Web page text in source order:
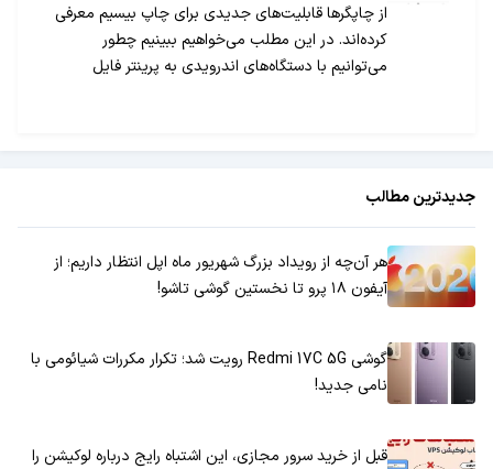
از چاپگرها قابلیت‌های جدیدی برای چاپ بیسیم معرفی
کرده‌اند. در این مطلب می‌خواهیم ببینیم چطور
می‌توانیم با دستگاه‌های اندرویدی به پرینتر فایل
جدیدترین مطالب
هر آن‌چه از رویداد بزرگ شهریور ماه اپل انتظار داریم؛ از
آیفون ۱۸ پرو تا نخستین گوشی تاشو!
گوشی Redmi 17C 5G رویت شد؛ تکرار مکررات شیائومی با
نامی جدید!
قبل از خرید سرور مجازی، این اشتباه رایج درباره لوکیشن را